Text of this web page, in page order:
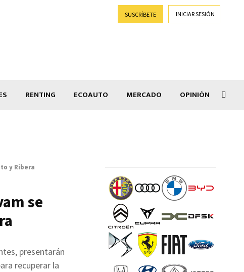
SUSCRÍBETE INICIAR SESIÓN
RENTING ECOAUTO MERCADO OPINIÓN
y Ribera
se
presentarán
recuperar la